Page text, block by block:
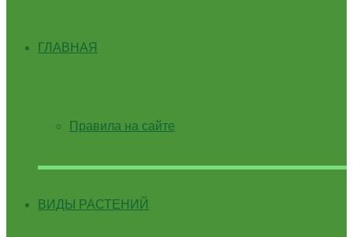
ГЛАВНАЯ
Правила на сайте
ВИДЫ РАСТЕНИЙ